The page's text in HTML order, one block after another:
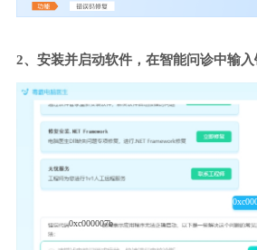
2、安装并启动软件，在智能问诊中输入
0xc000007b